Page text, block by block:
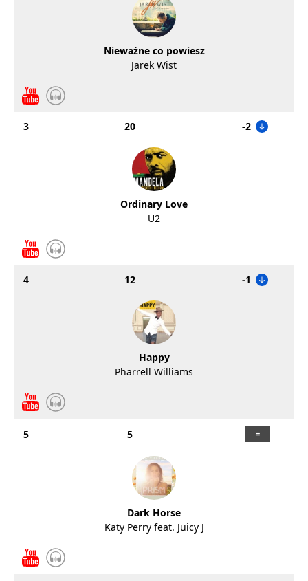
Nieważne co powiesz
Jarek Wist
3 20 -2
Ordinary Love
U2
4 12 -1
Happy
Pharrell Williams
5 5
Dark Horse
Katy Perry feat. Juicy J